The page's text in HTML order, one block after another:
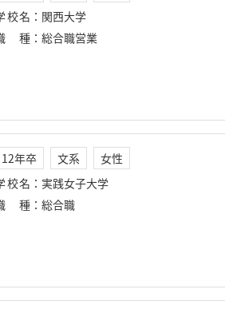
校名 ： 関西大学
種 ： 総合職営業
12年卒 文系
女性
校名 ： 実践女子大学
種 ： 総合職